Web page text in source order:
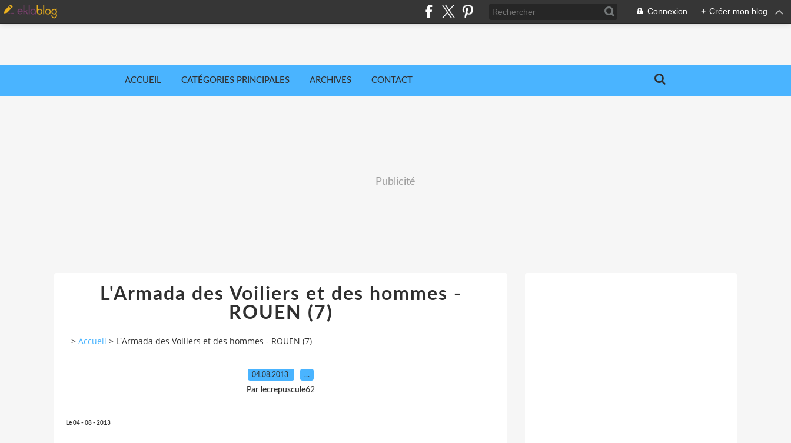
Connexion + Créer mon blog
ACCUEIL CATÉGORIES PRINCIPALES ARCHIVES CONTACT
Publicité
L'Armada des Voiliers et des hommes -
ROUEN (7)
> Accueil > L'Armada des Voiliers et des hommes - ROUEN (7)
04.08.2013 …
Par lecrepuscule62
Le 04 - 08 - 2013